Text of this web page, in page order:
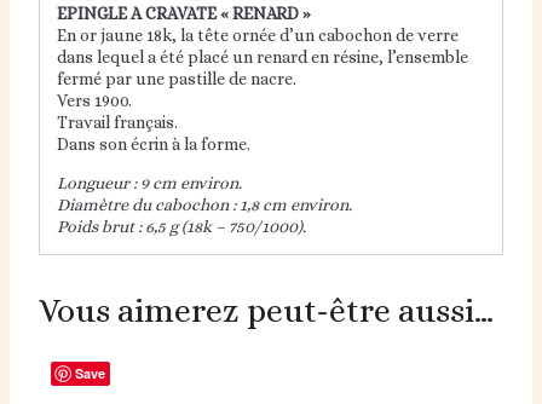
EPINGLE A CRAVATE « RENARD »
En or jaune 18k, la tête ornée d’un cabochon de verre
dans lequel a été placé un renard en résine, l’ensemble
fermé par une pastille de nacre.
Vers 1900.
Travail français.
Dans son écrin à la forme.
Longueur : 9 cm environ.
Diamètre du cabochon : 1,8 cm environ.
Poids brut : 6,5 g (18k – 750/1000).
Vous aimerez peut-être aussi…
Save